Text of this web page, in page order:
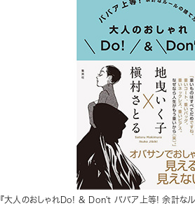
『大人のおしゃれDo! & Don't ババア上等! 余計なル